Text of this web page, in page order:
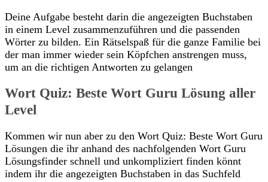
Deine Aufgabe besteht darin die angezeigten Buchstaben
in einem Level zusammenzuführen und die passenden
Wörter zu bilden. Ein Rätselspaß für die ganze Familie bei
der man immer wieder sein Köpfchen anstrengen muss,
um an die richtigen Antworten zu gelangen
Wort Quiz: Beste Wort Guru Lösung aller
Level
Kommen wir nun aber zu den Wort Quiz: Beste Wort Guru
Lösungen die ihr anhand des nachfolgenden Wort Guru
Lösungsfinder schnell und unkompliziert finden könnt
indem ihr die angezeigten Buchstaben in das Suchfeld